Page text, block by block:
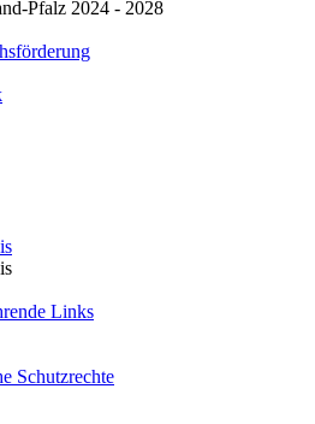
Pfalz 2024 - 2028
Links
Schutzrechte